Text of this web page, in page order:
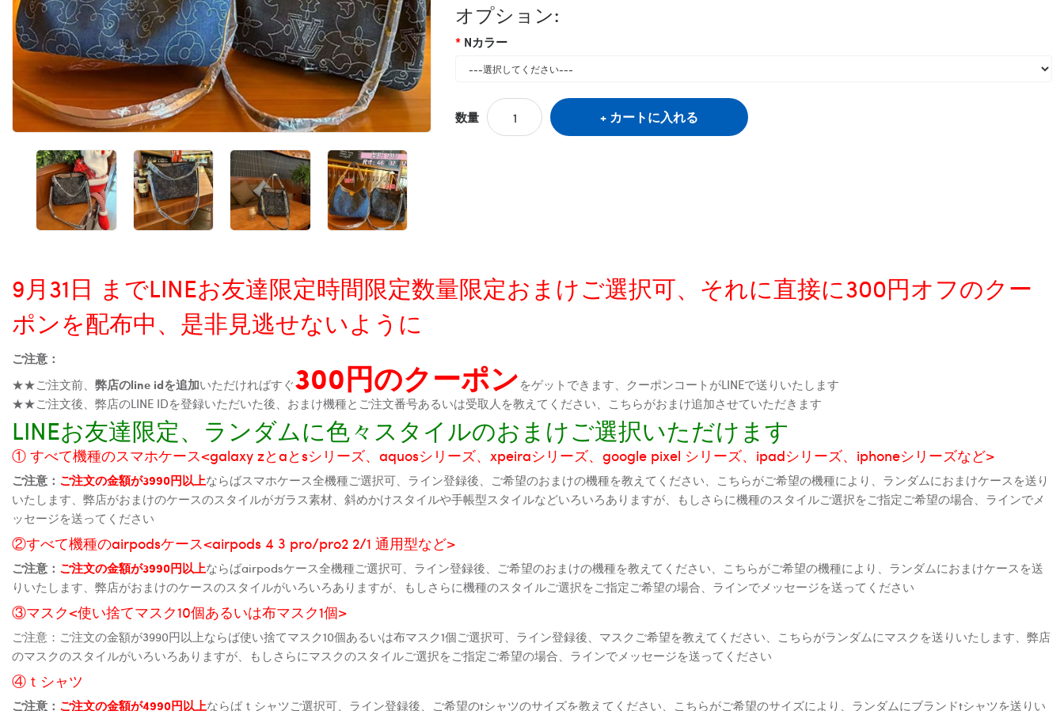
オプション:
Nカラー
数量 カートに入れる
9月31日 までLINEお友達限定時間限定数量限定おまけご選択可、それに直接に300円オフのクー
ポンを配布中、是非見逃せないように
ご注意：
★★ご注文前、 弊店のline idを追加いただければすぐ300円のクーポンをゲットできます、クーポンコートがLINEで送りいたします
★★ご注文後、弊店のLINE IDを登録いただいた後、おまけ機種とご注文番号あるいは受取人を教えてください、こちらがおまけ追加させていただきます
LINEお友達限定、ランダムに色々スタイルのおまけご選択いただけます
① すべて機種のスマホケース<galaxy zとaとsシリーズ、aquosシリーズ、xpeiraシリーズ、google pixel シリーズ、ipadシリーズ、iphoneシリーズなど>
ご注意： ご注文の金額が3990円以上ならばスマホケース全機種ご選択可、ライン登録後、ご希望のおまけの機種を教えてください、こちらがご希望の機種により、ランダムにおまけケースを送り
いたします、弊店がおまけのケースのスタイルがガラス素材、斜めかけスタイルや手帳型スタイルなどいろいろありますが、もしさらに機種のスタイルご選択をご指定ご希望の場合、ラインでメ
ッセージを送ってください
②すべて機種のairpodsケース<airpods 4 3 pro/pro2 2/1 通用型など>
ご注意： ご注文の金額が3990円以上ならばairpodsケース全機種ご選択可、ライン登録後、ご希望のおまけの機種を教えてください、こちらがご希望の機種により、ランダムにおまけケースを送
りいたします、弊店がおまけのケースのスタイルがいろいろありますが、もしさらに機種のスタイルご選択をご指定ご希望の場合、ラインでメッセージを送ってください
③マスク<使い捨てマスク10個あるいは布マスク1個>
ご注意：ご注文の金額が3990円以上ならば使い捨てマスク10個あるいは布マスク1個ご選択可、ライン登録後、マスクご希望を教えてください、こちらがランダムにマスクを送りいたします、弊店
のマスクのスタイルがいろいろありますが、もしさらにマスクのスタイルご選択をご指定ご希望の場合、ラインでメッセージを送ってください
④ｔシャツ
ご注意： ご注文の金額が4990円以上ならばｔシャツご選択可、ライン登録後、ご希望のtシャツのサイズを教えてください、こちらがご希望のサイズにより、ランダムにブランドtシャツを送りい